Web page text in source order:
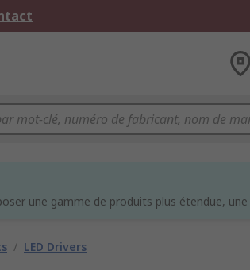
une gamme de produits plus étendue,
/ LED Drivers